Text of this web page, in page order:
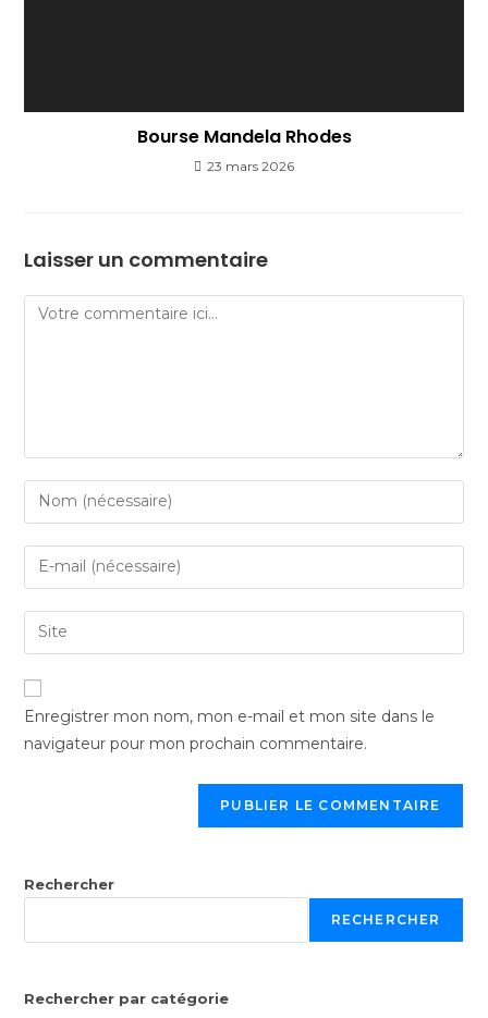
Bourse Mandela Rhodes
23 mars 2026
Laisser un commentaire
Enregistrer mon nom, mon e-mail et mon site dans le
navigateur pour mon prochain commentaire.
Rechercher
RECHERCHER
Rechercher par catégorie